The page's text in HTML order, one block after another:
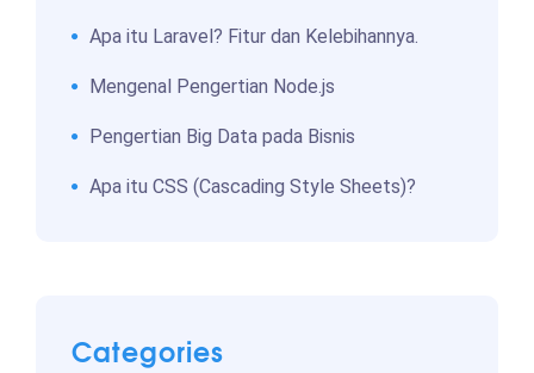
Apa itu Laravel? Fitur dan Kelebihannya.
Mengenal Pengertian Node.js
Pengertian Big Data pada Bisnis
Apa itu CSS (Cascading Style Sheets)?
Categories